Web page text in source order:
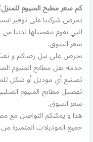
كم سعر مطبخ المنيوم
تحرص شركتنا على توفير
التي نقوم بتفصيلها لدينا
سعر السوق.
نحرص على نيل رضاكم و
خدمة نقل مطابخ المنيوم
تصنيع أي موديل أو شكل
تفصيل مطابخ المنيوم
سعر السوق.
هذا و يمكنكم التواصل مع
جميع الموديلات المتميزة